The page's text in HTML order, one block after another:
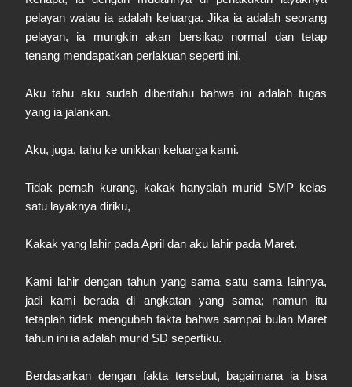
pelayan walau ia adalah keluarga. Jika ia adalah seorang
pelayan, ia mungkin akan bersikap normal dan tetap
tenang mendapatkan perlakuan seperti ini.
Aku tahu aku sudah diberitahu bahwa ini adalah tugas
yang ia jalankan.
Aku, juga, tahu ke unikkan keluarga kami.
Tidak pernah kurang, kakak hanyalah murid SMP kelas
satu layaknya diriku,
Kakak yang lahir pada April dan aku lahir pada Maret.
Kami lahir dengan tahun yang sama satu sama lainnya,
jadi kami berada di angkatan yang sama; namun itu
tetaplah tidak mengubah fakta bahwa sampai bulan Maret
tahun ini ia adalah murid SD sepertiku.
Berdasarkan dengan fakta tersebut, bagaimana ia bisa